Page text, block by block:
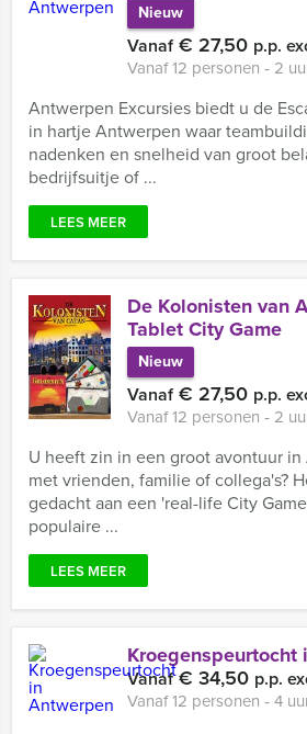
Nieuw
Vanaf€ 27,50 p.p.
Vanaf 12 personen ‐ 2
Antwerpen Excursies biedt u de
in hartje Antwerpen waar
nadenken en snelheid van groot
bedrijfsuitje of ...
LEES MEER
De Kolonisten van
Tablet City Game
Nieuw
Vanaf€ 27,50 p.p.
Vanaf 12 personen ‐ 2
U heeft zin in een groot avontuur
met vrienden, familie of collega's?
gedacht aan een 'real-life City
populaire ...
LEES MEER
Kroegenspeurtocht
Vanaf€ 34,50 p.p.
Vanaf 12 personen ‐ 4